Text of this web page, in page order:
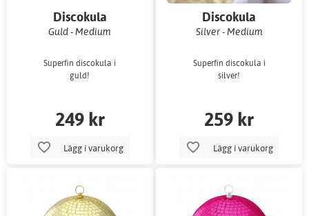
Discokula
Guld - Medium
Superfin discokula i
guld!
249 kr
Lägg i varukorg
Discokula
Silver - Medium
Superfin discokula i
silver!
259 kr
Lägg i varukorg